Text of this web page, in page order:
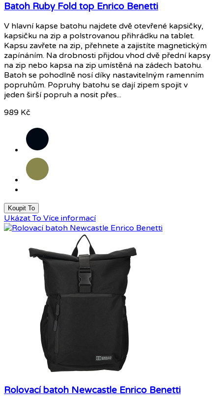
Batoh Ruby Fold top Enrico Benetti
V hlavní kapse batohu najdete dvě otevřené kapsičky,
kapsičku na zip a polstrovanou přihrádku na tablet.
Kapsu zavřete na zip, přehnete a zajistíte magnetickým
zapínáním. Na drobnosti přijdou vhod dvě přední kapsy
na zip nebo kapsa na zip umístěná na zádech batohu.
Batoh se pohodlně nosí díky nastavitelným ramenním
popruhům. Popruhy batohu se dají zipem spojit v
jeden širší popruh a nosit přes...
989 Kč
Černá
Olivová
Koupit To
Ukázat To Více informací
Rolovací batoh Newcastle Enrico Benetti